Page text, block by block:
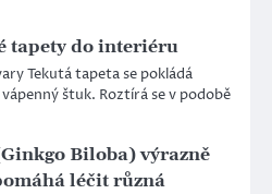
tapety do interiéru
Tekutá tapeta se pokládá
štuk. Roztírá se v podobě
Biloba) výrazně
léčit různá